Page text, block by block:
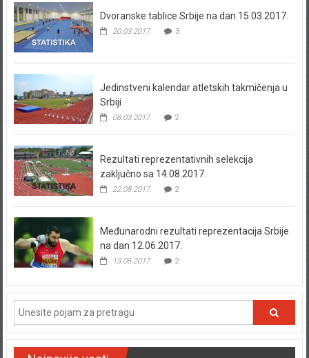
Dvoranske tablice Srbije na dan 15.03.2017.
20.03.2017. 3
Jedinstveni kalendar atletskih takmičenja u
Srbiji
08.03.2017. 2
Rezultati reprezentativnih selekcija
zaključno sa 14.08.2017.
22.08.2017. 2
Međunarodni rezultati reprezentacija Srbije
na dan 12.06.2017.
13.06.2017. 2